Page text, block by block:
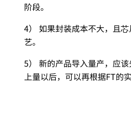
阶段。
4） 如果封装成本不大，且
艺。
5） 新的产品导入量产，应
上量以后，可以再根据FT的